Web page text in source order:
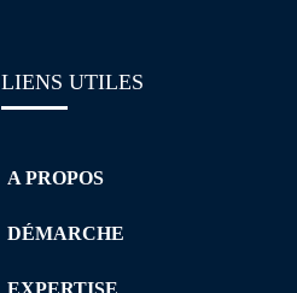
LIENS UTILES
A PROPOS
DÉMARCHE
EXPERTISE